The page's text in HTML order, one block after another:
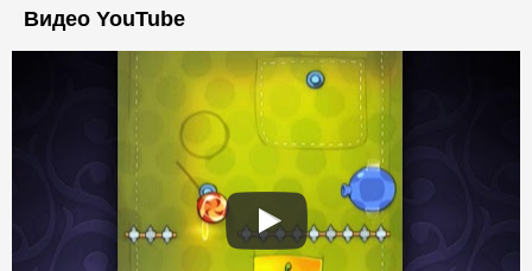
Видео YouTube